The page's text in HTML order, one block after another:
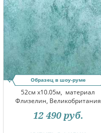
Образец в шоу-руме
52см x10.05м, материал
Флизелин, Великобритания
12 490 руб.